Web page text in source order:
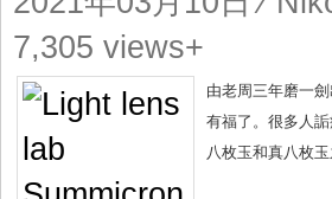
7,305 views+
由老周三年磨一
有福了。很多人
八枚玉和真八枚